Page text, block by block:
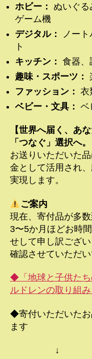
ホビー：
ぬいぐる
ゲーム機
デジタル：
ノー
ト
キッチン： 食器、
趣味・スポーツ：
ファッション： 衣
ベビー・文具： ベ
【世界へ届く、あ
「つなぐ」選択へ。
お送りいただいた
金として活用され
実現します。
ご案内
現在、寄付品が多
3〜5か月ほどお時
せして申し訳ござ
確認させていただい
◆「地球と子供たち
ルドレンの取り組
◆寄付いただいたお
ます
↓